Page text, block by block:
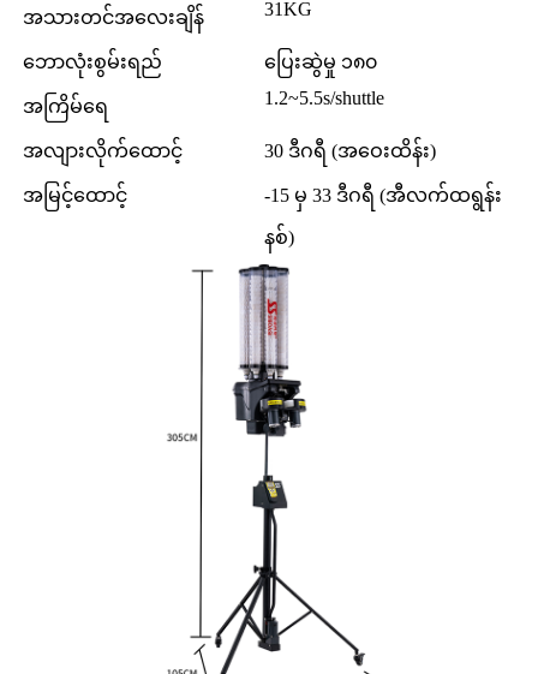
အသားတင်အလေးချိန် 31KG
ဘောလုံးစွမ်းရည် ပြေးဆွဲမှု ၁၈၀
အကြိမ်ရေ 1.2~5.5s/shuttle
အလျားလိုက်ထောင့် 30 ဒီဂရီ (အဝေးထိန်း)
အမြင့်ထောင့် -15 မှ 33 ဒီဂရီ (အီလက်ထရွန်း
နစ်)